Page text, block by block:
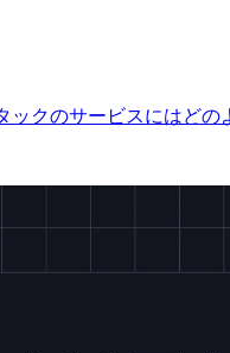
クのサービスにはど